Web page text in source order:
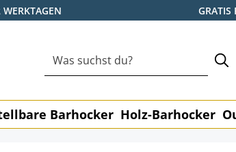
GRATIS
Barhocker Holz-Barhocker